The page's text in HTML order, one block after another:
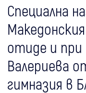
Специална
отиде и при
Валериева
гимназия в